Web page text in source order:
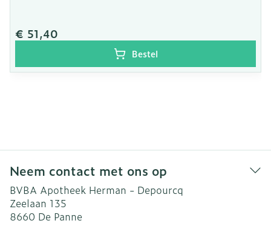
€ 51,40
Bestel
Neem contact met ons op
BVBA Apotheek Herman - Depourcq
Zeelaan 135
8660 De Panne